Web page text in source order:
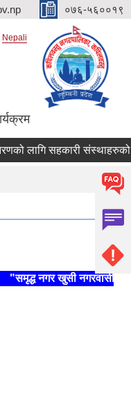
०७६-५६००१९
Nepali
सहकारी संस्थाहरुको
नगर खुसी नगरवासी, स्थिर